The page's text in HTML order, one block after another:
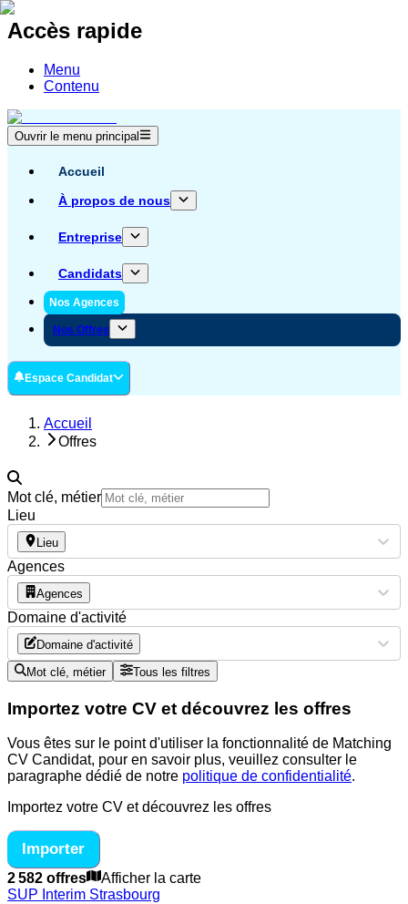
Accès rapide
Menu
Contenu
Ouvrir le menu principal
Accueil
À propos de nous
Entreprise
Candidats
Nos Agences
Nos Offres
Espace Candidat
Accueil
Offres
Mot clé, métier
Lieu
Lieu
Agences
Agences
Domaine d'activité
Domaine d'activité
Mot clé, métier Tous les filtres
Importez votre CV et découvrez les offres
Vous êtes sur le point d'utiliser la fonctionnalité de Matching
CV Candidat, pour en savoir plus, veuillez consulter le
paragraphe dédié de notre politique de confidentialité.
Importez votre CV et découvrez les offres
Importer
2 582 offres
Afficher la carte
SUP Interim Strasbourg